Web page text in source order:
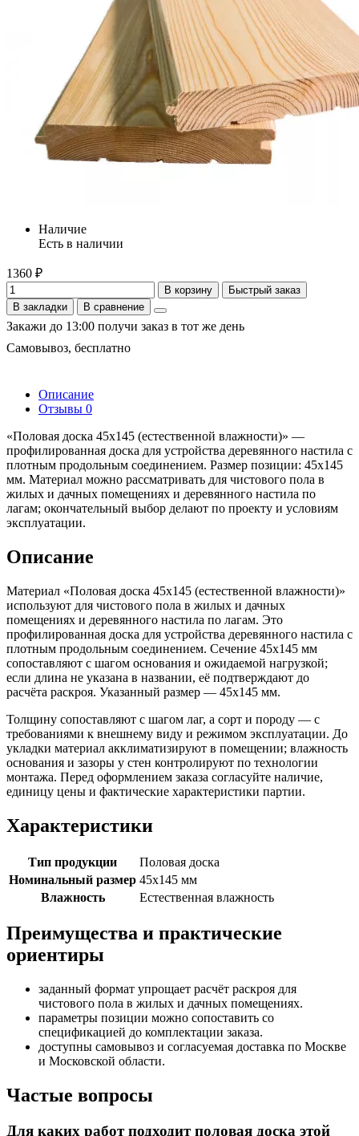
Наличие
Есть в наличии
1360 ₽
В корзину
Быстрый заказ
В закладки
В сравнение
Закажи до 13:00 получи заказ в тот же день
Самовывоз, бесплатно
Описание
Отзывы 0
«Половая доска 45х145 (естественной влажности)» —
профилированная доска для устройства деревянного настила с
плотным продольным соединением. Размер позиции: 45х145
мм. Материал можно рассматривать для чистового пола в
жилых и дачных помещениях и деревянного настила по
лагам; окончательный выбор делают по проекту и условиям
эксплуатации.
Описание
Материал «Половая доска 45х145 (естественной влажности)»
используют для чистового пола в жилых и дачных
помещениях и деревянного настила по лагам. Это
профилированная доска для устройства деревянного настила с
плотным продольным соединением. Сечение 45х145 мм
сопоставляют с шагом основания и ожидаемой нагрузкой;
если длина не указана в названии, её подтверждают до
расчёта раскроя. Указанный размер — 45х145 мм.
Толщину сопоставляют с шагом лаг, а сорт и породу — с
требованиями к внешнему виду и режимом эксплуатации. До
укладки материал акклиматизируют в помещении; влажность
основания и зазоры у стен контролируют по технологии
монтажа. Перед оформлением заказа согласуйте наличие,
единицу цены и фактические характеристики партии.
Характеристики
Тип продукции
Половая доска
Номинальный размер 45х145 мм
Влажность
Естественная влажность
Преимущества и практические
ориентиры
заданный формат упрощает расчёт раскроя для
чистового пола в жилых и дачных помещениях.
параметры позиции можно сопоставить со
спецификацией до комплектации заказа.
доступны самовывоз и согласуемая доставка по Москве
и Московской области.
Частые вопросы
Для каких работ подходит половая доска этой